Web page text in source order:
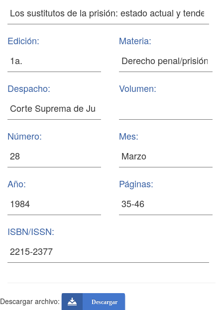
Edición: Materia:
Despacho: Volumen:
Número: Mes:
Año: Páginas:
ISBN/ISSN:
Descargar archivo: Descargar